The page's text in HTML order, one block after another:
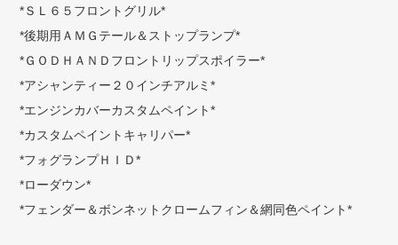
*ＳＬ６５フロントグリル*
*後期用ＡＭＧテール＆ストップランプ*
*ＧＯＤＨＡＮＤフロントリップスポイラー*
*アシャンティー２０インチアルミ*
*エンジンカバーカスタムペイント*
*カスタムペイントキャリパー*
*フォグランプＨＩＤ*
*ローダウン*
*フェンダー＆ボンネットクロームフィン＆網同色ペイント*